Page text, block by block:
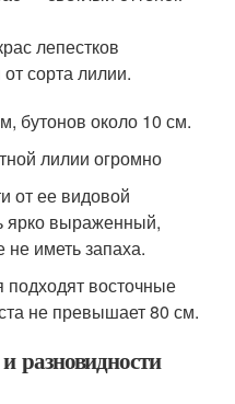
лепестков
сорта лилии.
бутонов около 10 см.
лилии огромно
от ее видовой
ярко выраженный,
иметь запаха.
восточные
не превышает 80 см.
разновидности